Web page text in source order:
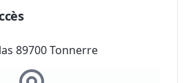
89700 Tonnerre